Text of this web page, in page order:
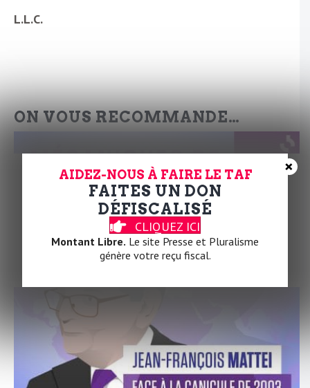
L.L.C.
ON VOUS RECOMMANDE…
AIDEZ-NOUS À FAIRE LE TAF
FAITES UN DON
DÉFISCALISÉ
CLIQUEZ ICI
Montant Libre. Le site Presse et Pluralisme
génère votre reçu fiscal.
×